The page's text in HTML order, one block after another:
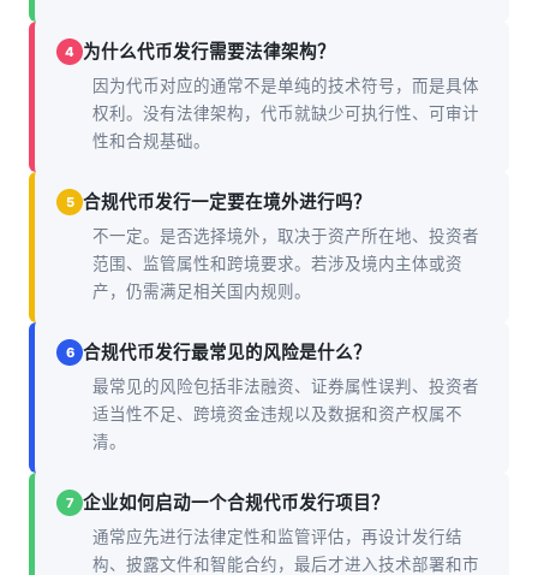
4 为什么代币发行需要法律架构？
因为代币对应的通常不是单纯的技术符号，而是具体
权利。没有法律架构，代币就缺少可执行性、可审计
性和合规基础。
5 合规代币发行一定要在境外进行吗？
不一定。是否选择境外，取决于资产所在地、投资者
范围、监管属性和跨境要求。若涉及境内主体或资
产，仍需满足相关国内规则。
6 合规代币发行最常见的风险是什么？
最常见的风险包括非法融资、证券属性误判、投资者
适当性不足、跨境资金违规以及数据和资产权属不
清。
7 企业如何启动一个合规代币发行项目？
通常应先进行法律定性和监管评估，再设计发行结
构、披露文件和智能合约，最后才进入技术部署和市